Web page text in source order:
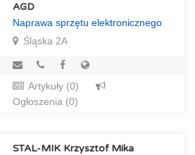
AGD
Naprawa sprzętu elektronicznego
Śląska 2A
Artykuły (0)
Ogłoszenia (0)
STAL-MIK Krzysztof Mika